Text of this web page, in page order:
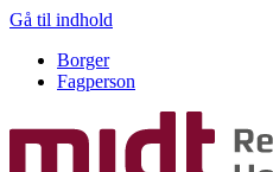
Gå til indhold
Borger
Fagperson